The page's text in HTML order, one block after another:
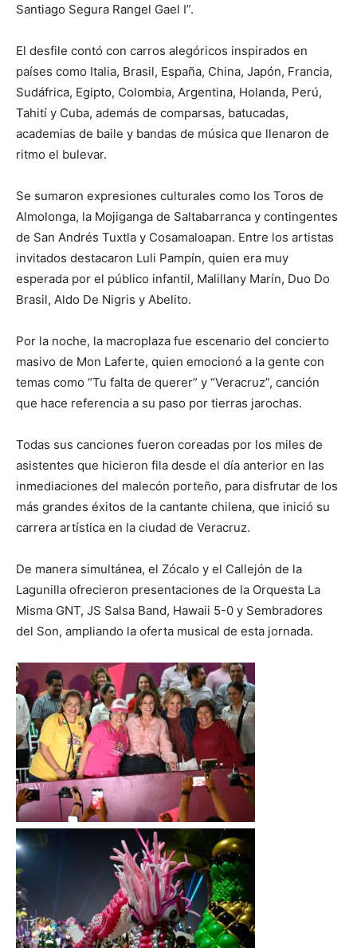
Santiago Segura Rangel Gael I”.
El desfile contó con carros alegóricos inspirados en
países como Italia, Brasil, España, China, Japón, Francia,
Sudáfrica, Egipto, Colombia, Argentina, Holanda, Perú,
Tahití y Cuba, además de comparsas, batucadas,
academias de baile y bandas de música que llenaron de
ritmo el bulevar.
Se sumaron expresiones culturales como los Toros de
Almolonga, la Mojiganga de Saltabarranca y contingentes
de San Andrés Tuxtla y Cosamaloapan. Entre los artistas
invitados destacaron Luli Pampín, quien era muy
esperada por el público infantil, Malillany Marín, Duo Do
Brasil, Aldo De Nigris y Abelito.
Por la noche, la macroplaza fue escenario del concierto
masivo de Mon Laferte, quien emocionó a la gente con
temas como “Tu falta de querer” y “Veracruz”, canción
que hace referencia a su paso por tierras jarochas.
Todas sus canciones fueron coreadas por los miles de
asistentes que hicieron fila desde el día anterior en las
inmediaciones del malecón porteño, para disfrutar de los
más grandes éxitos de la cantante chilena, que inició su
carrera artística en la ciudad de Veracruz.
De manera simultánea, el Zócalo y el Callejón de la
Lagunilla ofrecieron presentaciones de la Orquesta La
Misma GNT, JS Salsa Band, Hawaii 5-0 y Sembradores
del Son, ampliando la oferta musical de esta jornada.